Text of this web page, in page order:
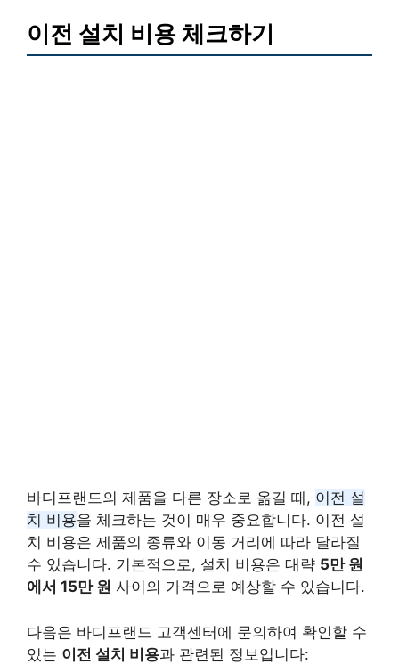
이전 설치 비용 체크하기
바디프랜드의 제품을 다른 장소로 옮길 때, 이전 설
치 비용을 체크하는 것이 매우 중요합니다. 이전 설
치 비용은 제품의 종류와 이동 거리에 따라 달라질
수 있습니다. 기본적으로, 설치 비용은 대략 5만 원
에서 15만 원 사이의 가격으로 예상할 수 있습니다.
다음은 바디프랜드 고객센터에 문의하여 확인할 수
있는 이전 설치 비용과 관련된 정보입니다: